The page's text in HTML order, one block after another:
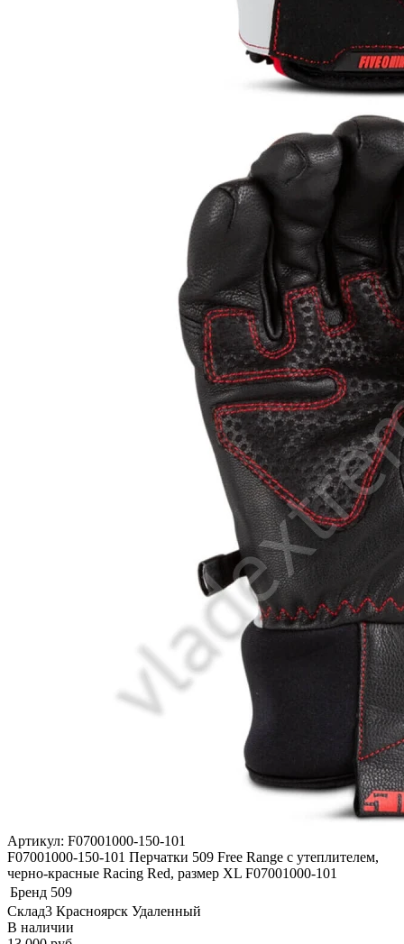
Артикул: F07001000-150-101
F07001000-150-101 Перчатки 509 Free Range с утеплителем,
черно-красные Racing Red, размер XL F07001000-101
Бренд 509
Склад3 Красноярск Удаленный
В наличии